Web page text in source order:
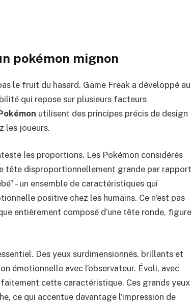
pokémon mignon
le fruit du hasard. Game Freak a développé au
qui repose sur plusieurs facteurs
utilisent des principes précis de design
les joueurs.
les proportions. Les Pokémon considérés
tête disproportionnellement grande par rapport
– un ensemble de caractéristiques qui
positive chez les humains. Ce n’est pas
entièrement composé d’une tête ronde, figure
Des yeux surdimensionnés, brillants et
émotionnelle avec l’observateur. Évoli, avec
cette caractéristique. Ces grands yeux
ce qui accentue davantage l’impression de